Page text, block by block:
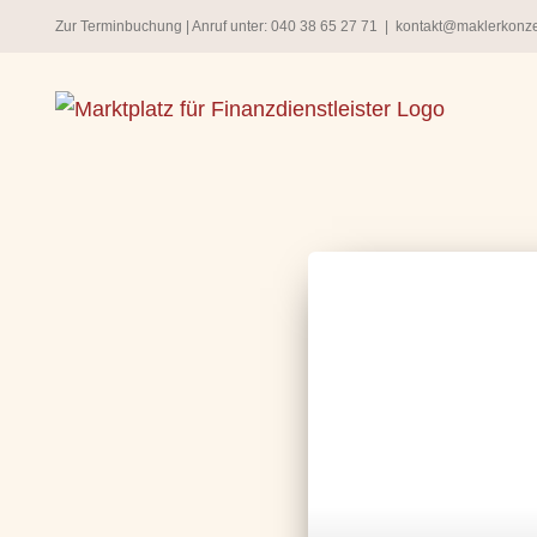
springen
Zur Terminbuchung | Anruf unter: 040 38 65 27 71